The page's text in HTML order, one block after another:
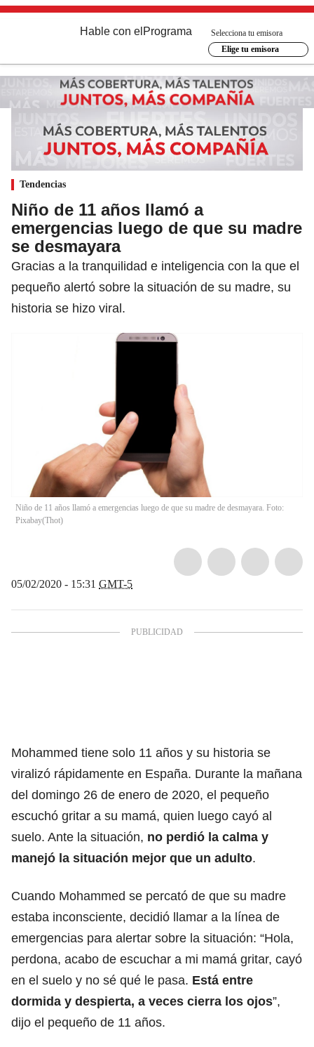
Hable con el Programa
Selecciona tu emisora
Elige tu emisora
Tendencias
Niño de 11 años llamó a
emergencias luego de que su madre
se desmayara
Gracias a la tranquilidad e inteligencia con la que el
pequeño alertó sobre la situación de su madre, su
historia se hizo viral.
Niño de 11 años llamó a emergencias luego de que su madre de desmayara. Foto:
Pixabay(Thot)
05/02/2020 - 15:31 GMT-5
Mohammed tiene solo 11 años y su historia se
viralizó rápidamente en España. Durante la mañana
del domingo 26 de enero de 2020, el pequeño
escuchó gritar a su mamá, quien luego cayó al
suelo. Ante la situación, no perdió la calma y
manejó la situación mejor que un adulto.
Cuando Mohammed se percató de que su madre
estaba inconsciente, decidió llamar a la línea de
emergencias para alertar sobre la situación: “Hola,
perdona, acabo de escuchar a mi mamá gritar, cayó
en el suelo y no sé qué le pasa. Está entre
dormida y despierta, a veces cierra los ojos”,
dijo el pequeño de 11 años.